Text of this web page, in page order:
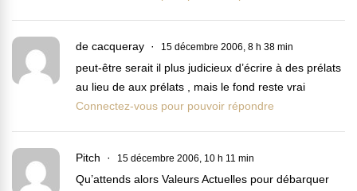
de cacqueray 15 décembre 2006, 8 h 38 min
peut-être serait il plus judicieux d’écrire à des prélats
au lieu de aux prélats , mais le fond reste vrai
Connectez-vous pour pouvoir répondre
Pitch 15 décembre 2006, 10 h 11 min
Qu’attends alors Valeurs Actuelles pour débarquer